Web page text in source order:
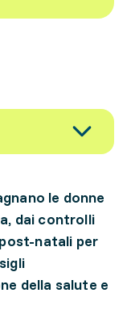
le donne
dai controlli
natali per
della salute e